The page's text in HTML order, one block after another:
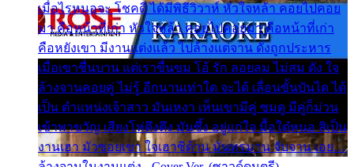
เมื่อไรหนอจะ โชคดี ได้มีพิธีวิวาห์ หัวใจหล้า คอยไปคอย
มา คือหน้าที่เก่า หัวใจหล้า คอยไปคอยมา คือหน้าที่เก่า
คือหยังเขา มีงานแต่งแล้ว ไปล้างแต่จาน ดั่งถูกประหาร
เมื่อเขาชื่นบาน แต่เราขื่นขม โอ้ รัก ลอยลม ไม่สม ดัง ใจ
ล้างจานคอยคู่ ไม่รู้ อีกนานเท่าใด จะได้ เลื่อนขั้นบันได ได้
เป็น ตำแหน่งเจ้าสาว มันเหงา เห็นเขามีคู่ ซมดู มีคู่ก็ม่วน
เข้าพาขวัญ เสียงโห่ตึงตึง มันซึ้ง อยู่แก่ใจ มื้อใด๋หนอ สิเป็น
งานเฮา มัวซอยเขา ใจเฮาซิด้าน มันทรมาน จับจาน เอย…